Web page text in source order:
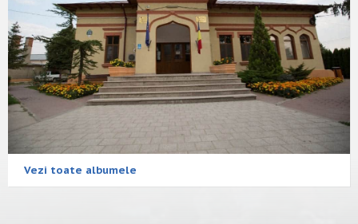
Vezi toate albumele